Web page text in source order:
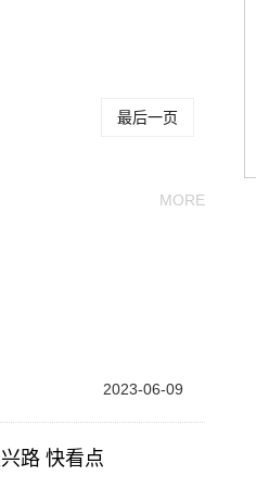
最后一页
MORE
2023-06-09
路 快看点